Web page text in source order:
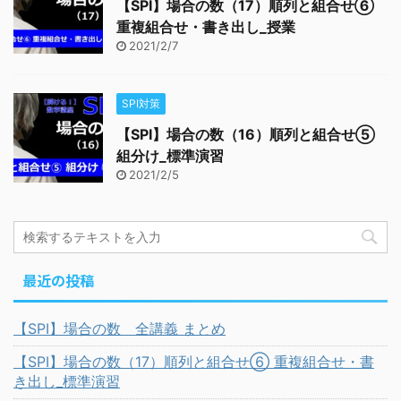
【SPI】場合の数（17）順列と組合せ⑥
重複組合せ・書き出し_授業
2021/2/7
SPI対策
【SPI】場合の数（16）順列と組合せ⑤
組分け_標準演習
2021/2/5
最近の投稿
【SPI】場合の数 全講義 まとめ
【SPI】場合の数（17）順列と組合せ⑥ 重複組合せ・書
き出し_標準演習